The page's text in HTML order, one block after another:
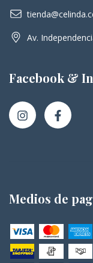
Av.
Facebook &
Medios de